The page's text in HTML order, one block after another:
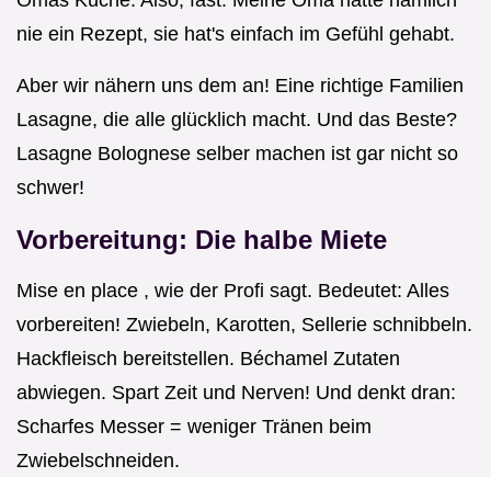
nie ein Rezept, sie hat's einfach im Gefühl gehabt.
Aber wir nähern uns dem an! Eine richtige Familien
Lasagne, die alle glücklich macht. Und das Beste?
Lasagne Bolognese selber machen ist gar nicht so
schwer!
Vorbereitung: Die halbe Miete
Mise en place , wie der Profi sagt. Bedeutet: Alles
vorbereiten! Zwiebeln, Karotten, Sellerie schnibbeln.
Hackfleisch bereitstellen. Béchamel Zutaten
abwiegen. Spart Zeit und Nerven! Und denkt dran:
Scharfes Messer = weniger Tränen beim
Zwiebelschneiden.